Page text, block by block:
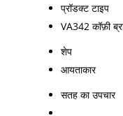
प्रॉडक्ट टाइप
VA342 कॉफ़ी
शेप
आयताकार
सतह का उपचार